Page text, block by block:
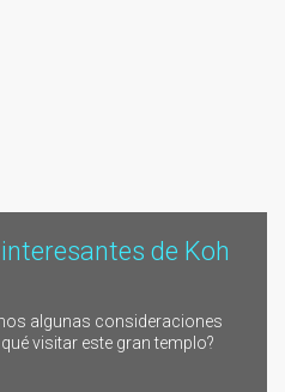
de Koh
algunas consideraciones
visitar este gran templo?